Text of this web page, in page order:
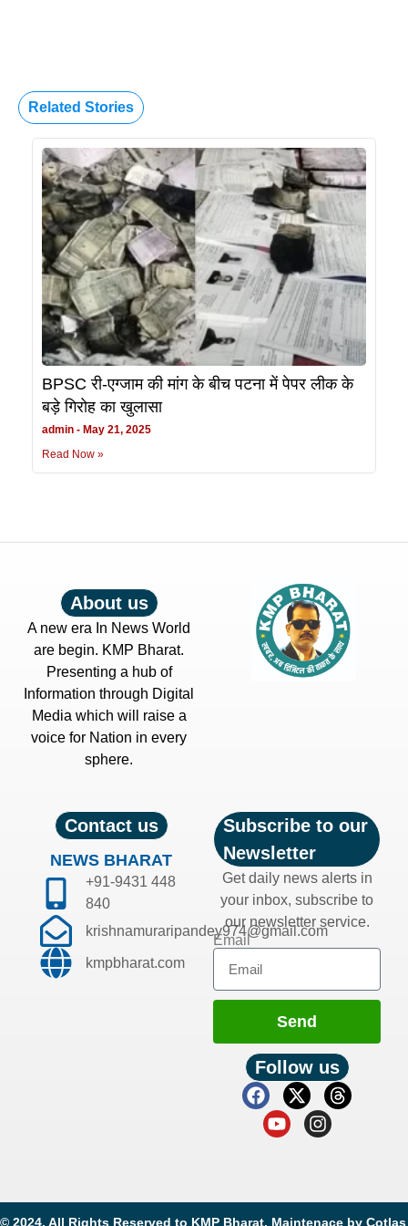
Related Stories
BPSC री-एग्जाम की मांग के बीच पटना में पेपर लीक के
बड़े गिरोह का खुलासा
admin
May 21, 2025
Read Now »
About us
A new era In News World
are begin. KMP Bharat.
Presenting a hub of
Information through Digital
Media which will raise a
voice for Nation in every
sphere.
Contact us
NEWS BHARAT
+91-9431 448
840
krishnamuraripandey974@gmail.com
kmpbharat.com
Subscribe to our
Newsletter
Get daily news alerts in
your inbox, subscribe to
our newsletter service.
Email
Send
Follow us
© 2024. All Rights Reserved to KMP Bharat. Maintenace by Cotlas